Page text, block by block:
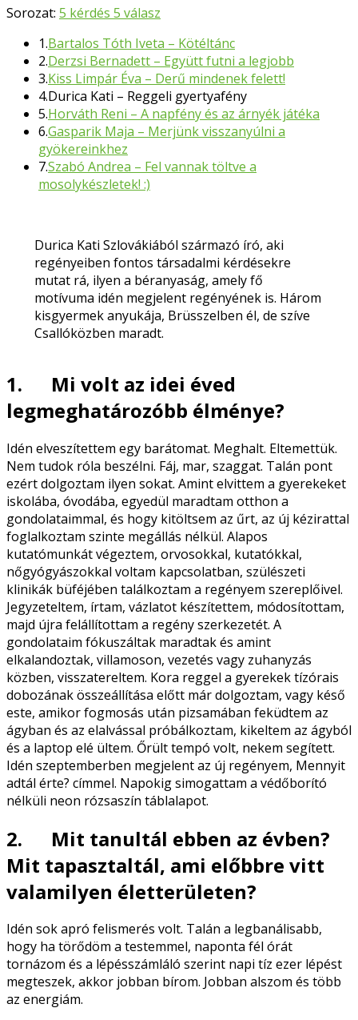
Sorozat: 5 kérdés 5 válasz
1.Bartalos Tóth Iveta – Kötéltánc
2.Derzsi Bernadett – Együtt futni a legjobb
3.Kiss Limpár Éva – Derű mindenek felett!
4.Durica Kati – Reggeli gyertyafény
5.Horváth Reni – A napfény és az árnyék játéka
6.Gasparik Maja – Merjünk visszanyúlni a
gyökereinkhez
7.Szabó Andrea – Fel vannak töltve a
mosolykészletek! :)
Durica Kati Szlovákiából származó író, aki
regényeiben fontos társadalmi kérdésekre
mutat rá, ilyen a béranyaság, amely fő
motívuma idén megjelent regényének is. Három
kisgyermek anyukája, Brüsszelben él, de szíve
Csallóközben maradt.
1. Mi volt az idei éved
legmeghatározóbb élménye?
Idén elveszítettem egy barátomat. Meghalt. Eltemettük.
Nem tudok róla beszélni. Fáj, mar, szaggat. Talán pont
ezért dolgoztam ilyen sokat. Amint elvittem a gyerekeket
iskolába, óvodába, egyedül maradtam otthon a
gondolataimmal, és hogy kitöltsem az űrt, az új kézirattal
foglalkoztam szinte megállás nélkül. Alapos
kutatómunkát végeztem, orvosokkal, kutatókkal,
nőgyógyászokkal voltam kapcsolatban, szülészeti
klinikák büféjében találkoztam a regényem szereplőivel.
Jegyzeteltem, írtam, vázlatot készítettem, módosítottam,
majd újra felállítottam a regény szerkezetét. A
gondolataim fókuszáltak maradtak és amint
elkalandoztak, villamoson, vezetés vagy zuhanyzás
közben, visszatereltem. Kora reggel a gyerekek tízórais
dobozának összeállítása előtt már dolgoztam, vagy késő
este, amikor fogmosás után pizsamában feküdtem az
ágyban és az elalvással próbálkoztam, kikeltem az ágyból
és a laptop elé ültem. Őrült tempó volt, nekem segített.
Idén szeptemberben megjelent az új regényem, Mennyit
adtál érte? címmel. Napokig simogattam a védőborító
nélküli neon rózsaszín táblalapot.
2. Mit tanultál ebben az évben?
Mit tapasztaltál, ami előbbre vitt
valamilyen életterületen?
Idén sok apró felismerés volt. Talán a legbanálisabb,
hogy ha törődöm a testemmel, naponta fél órát
tornázom és a lépésszámláló szerint napi tíz ezer lépést
megteszek, akkor jobban bírom. Jobban alszom és több
az energiám.